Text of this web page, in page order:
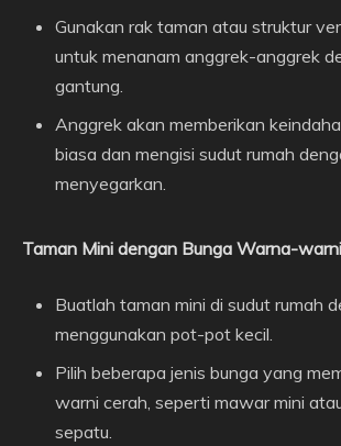
Gunakan rak taman atau struktur
untuk menanam anggrek-anggrek
gantung.
Anggrek akan memberikan
biasa dan mengisi sudut rumah
menyegarkan.
Taman Mini dengan Bunga Warna-warni
Buatlah taman mini di sudut rumah
menggunakan pot-pot kecil.
Pilih beberapa jenis bunga yang
warni cerah, seperti mawar mini
sepatu.